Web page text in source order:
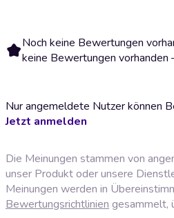
Noch keine Bewertungen
keine Bewertungen vorhanden
Nur angemeldete Nutzer können
Jetzt anmelden
Die Meinungen stammen von
unser Produkt oder unsere
Meinungen werden in
Bewertungsrichtlinien gesammelt,